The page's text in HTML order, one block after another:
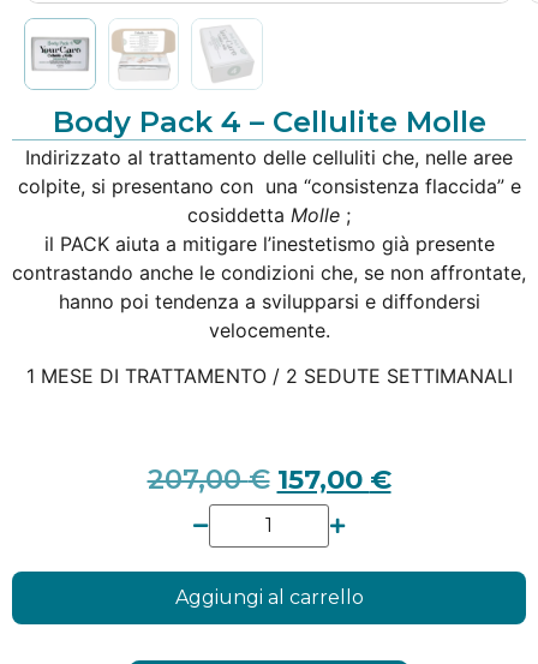
Body Pack 4 – Cellulite Molle
Indirizzato al trattamento delle celluliti che, nelle aree
colpite, si presentano con una “consistenza flaccida” e
cosiddetta Molle ;
il PACK aiuta a mitigare l’inestetismo già presente
contrastando anche le condizioni che, se non affrontate,
hanno poi tendenza a svilupparsi e diffondersi
velocemente.
1 MESE DI TRATTAMENTO / 2 SEDUTE SETTIMANALI
207,00€ 157,00 €
Aggiungi al carrello